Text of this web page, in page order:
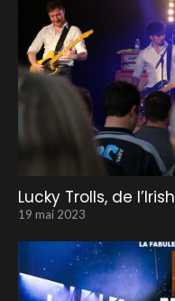
Lucky Trolls, de
19 mai 2023